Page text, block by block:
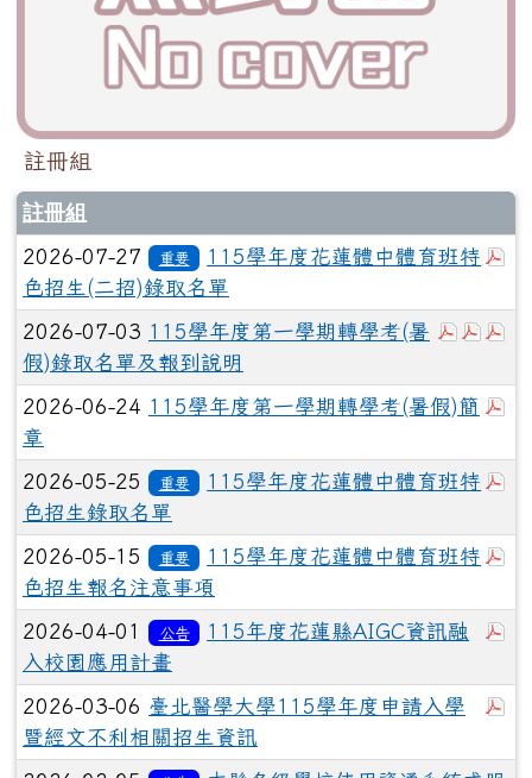
註冊組
註冊組
2026-07-27 重要
115學年度花蓮體中體育班特
色招生(二招)錄取名單
於彈
於
2026-07-03 115學年度第一學期轉學考(暑
假)錄取名單及報到說明
2026-06-24 115學年度第一學期轉學考(暑假)簡
章
2026-05-25 重要
115學年度花蓮體中體育班特
色招生錄取名單
2026-05-15 重要
115學年度花蓮體中體育班特
色招生報名注意事項
2026-04-01 公告
115年度花蓮縣AIGC資訊融
入校園應用計畫
2026-03-06 臺北醫學大學115學年度申請入學
暨經文不利相關招生資訊